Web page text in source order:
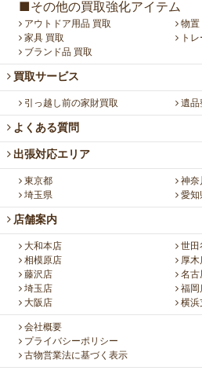
■その他の買取強化アイテム
アウトドア用品 買取
物置
家具 買取
トレ
ブランド品 買取
買取サービス
引っ越し前の家財買取 遺品
よくある質問
出張対応エリア
東京都
神奈
埼玉県
愛知
店舗案内
大和本店
世田
相模原店
厚木
藤沢店
名古
埼玉店
福岡
大阪店
横浜
会社概要
プライバシーポリシー
古物営業法に基づく表示